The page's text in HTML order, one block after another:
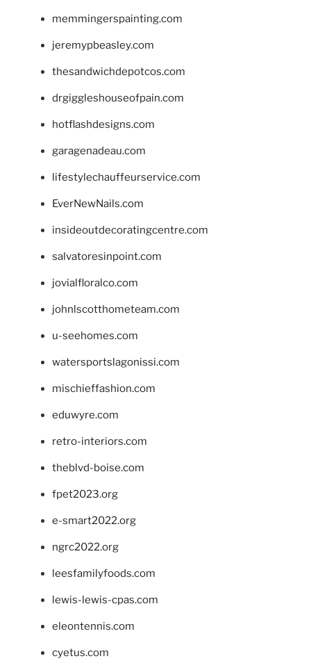
memmingerspainting.com
jeremypbeasley.com
thesandwichdepotcos.com
drgiggleshouseofpain.com
hotflashdesigns.com
garagenadeau.com
lifestylechauffeurservice.com
EverNewNails.com
insideoutdecoratingcentre.com
salvatoresinpoint.com
jovialfloralco.com
johnlscotthometeam.com
u-seehomes.com
watersportslagonissi.com
mischieffashion.com
eduwyre.com
retro-interiors.com
theblvd-boise.com
fpet2023.org
e-smart2022.org
ngrc2022.org
leesfamilyfoods.com
lewis-lewis-cpas.com
eleontennis.com
cyetus.com